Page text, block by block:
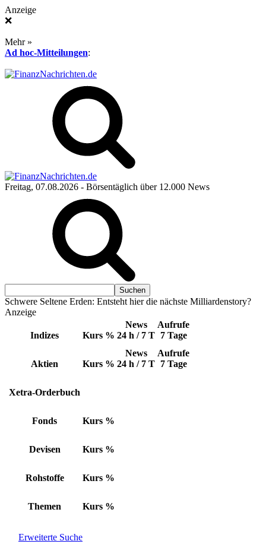
Anzeige
❌
Mehr »
Ad hoc-Mitteilungen:
Freitag, 07.08.2026 - Börsentäglich über 12.000 News
Schwere Seltene Erden: Entsteht hier die nächste Milliardenstory?
Anzeige
Indizes Kurs %
News
24 h / 7 T
Aufrufe
7 Tage
Aktien Kurs %
News
24 h / 7 T
Aufrufe
7 Tage
Xetra-Orderbuch
Fonds Kurs %
Devisen Kurs %
Rohstoffe Kurs %
Themen Kurs %
Erweiterte Suche